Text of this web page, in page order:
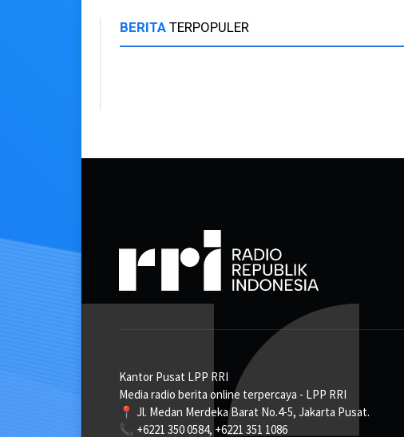
BERITA TERPOPULER
Kantor Pusat LPP RRI
Media radio berita online terpercaya - LPP RRI
📍 Jl. Medan Merdeka Barat No.4-5, Jakarta Pusat.
📞 +6221 350 0584, +6221 351 1086